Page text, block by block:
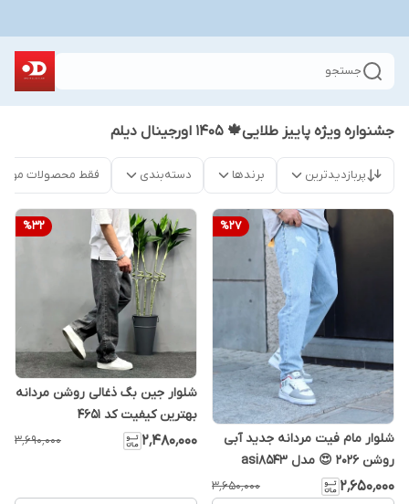
جستجو
جشنواره ویژه پاییز طلایی🍁 1405 اورجینال دیلم
پربازدیدترین برندها دسته‌بندی فقط محصولات
%27
شلوار مام فیت مردانه جدید آبی
روشن 2026 😍 مدل asi8543
۲٬۶۵۰٬۰۰۰ ۳٬۶۵۰٬۰۰۰
%32
شلوار جین بگ ذغالی روشن مردانه
بهترین کیفیت کد 4651
۲٬۴۸۰٬۰۰۰ ۳٬۶۹۰٬۰۰۰